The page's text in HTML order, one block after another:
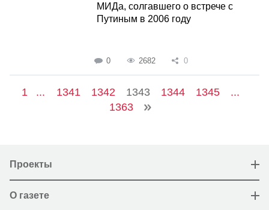
МИДа, солгавшего о встрече с
Путиным в 2006 году
0 2682 0
1 ... 1341 1342 1343 1344 1345
...
1363
Проекты
О газете